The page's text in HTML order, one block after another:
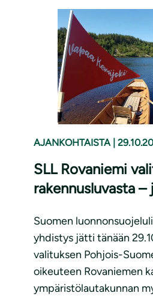
AJANKOHTAISTA
SLL Rovaniemi
rakennusluvasta –
Suomen
yhdistys jätti tänään
valituksen Pohjois-
oikeuteen Rovaniemen
ympäristölautakunnan